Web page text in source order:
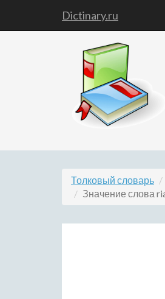
Dictinary.ru
Толковый словарь
Значение слова